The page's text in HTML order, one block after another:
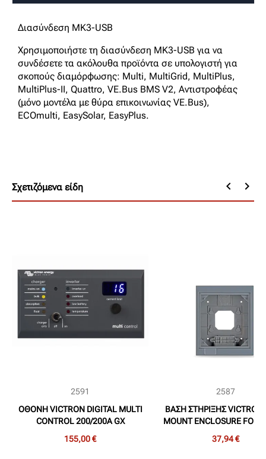
Διασύνδεση MK3-USB
Χρησιμοποιήστε τη διασύνδεση MK3-USB για να
συνδέσετε τα ακόλουθα προϊόντα σε υπολογιστή για
σκοπούς διαμόρφωσης: Multi, MultiGrid, MultiPlus,
MultiPlus-II, Quattro, VE.Bus BMS V2, Αντιστροφέας
(μόνο μοντέλα με θύρα επικοινωνίας VE.Bus),
ECOmulti, EasySolar, EasyPlus.
Σχετιζόμενα είδη keyboard_arrow_left keyboard_arrow_right
2591
ΟΘΟΝΗ VICTRON DIGITAL MULTI
CONTROL 200/200A GX
155,00 €
2587
ΒΑΣΗ ΣΤΗΡΙΞΗΣ VICTRON
MOUNT ENCLOSURE FOR
37,94 €